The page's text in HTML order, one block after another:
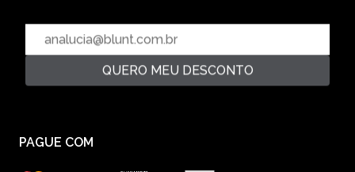
QUERO MEU DESCONTO
CADASTRAR
PAGUE COM